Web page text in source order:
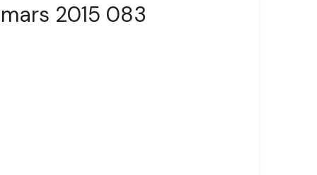
2015 083